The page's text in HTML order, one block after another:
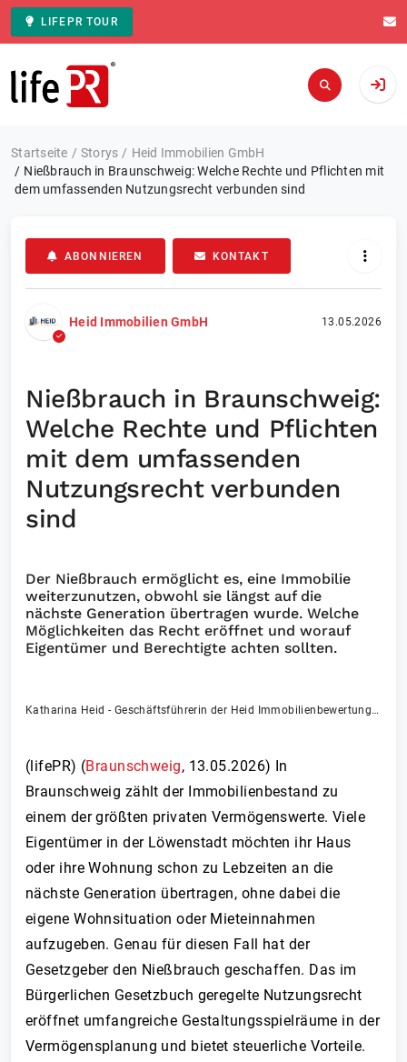
LIFEPR TOUR
Zur Startseite
Startseite Storys
Heid Im­mo­bi­li­en­ GmbH
Nießbrauch in Braunschweig: Welche Rechte und Pflichten mit
dem umfassenden Nutzungsrecht verbunden sind
ABONNIEREN KONTAKT
Heid Im­mo­bi­li­en­ GmbH 13.05.2026
Nießbrauch in Braunschweig:
Welche Rechte und Pflichten
mit dem umfassenden
Nutzungsrecht verbunden
sind
Der Nießbrauch ermöglicht es, eine Immobilie
weiterzunutzen, obwohl sie längst auf die
nächste Generation übertragen wurde. Welche
Möglichkeiten das Recht eröffnet und worauf
Eigentümer und Berechtigte achten sollten.
Katharina Heid - Geschäftsführerin der Heid Immobilienbewertung & Immobiliengutachter sowie Sachverständigen GmbH
(lifePR) (Braunschweig, 13.05.2026) In
Braunschweig zählt der Immobilienbestand zu
einem der größten privaten Vermögenswerte. Viele
Eigentümer in der Löwenstadt möchten ihr Haus
oder ihre Wohnung schon zu Lebzeiten an die
nächste Generation übertragen, ohne dabei die
eigene Wohnsituation oder Mieteinnahmen
aufzugeben. Genau für diesen Fall hat der
Gesetzgeber den Nießbrauch geschaffen. Das im
Bürgerlichen Gesetzbuch geregelte Nutzungsrecht
eröffnet umfangreiche Gestaltungsspielräume in der
Vermögensplanung und bietet steuerliche Vorteile.